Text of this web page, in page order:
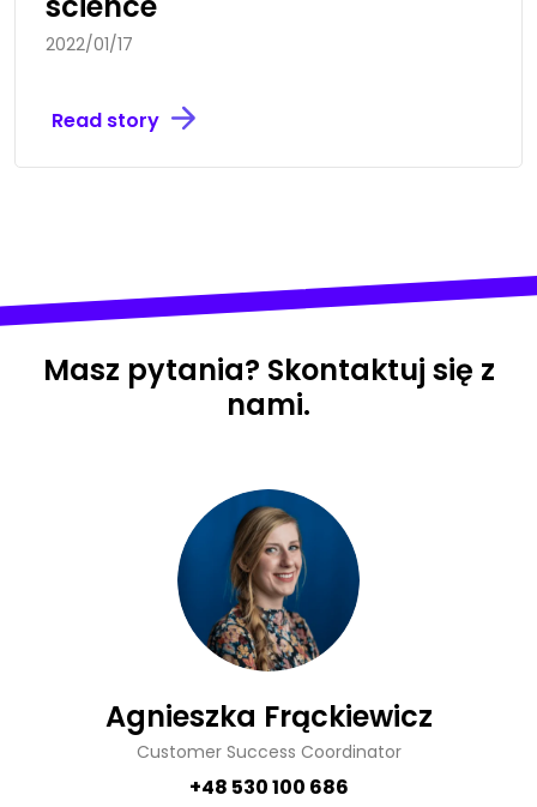
2022/01/17
Read story
Masz pytania? Skontaktuj się z
nami.
Agnieszka Frąckiewicz
Customer Success Coordinator
+48 530 100 686